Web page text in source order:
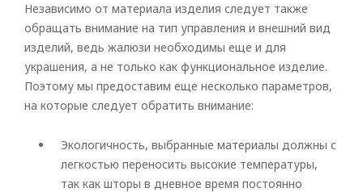
Независимо от материала изделия следует также
обращать внимание на тип управления и внешний вид
изделий, ведь жалюзи необходимы еще и для
украшения, а не только как функциональное изделие.
Поэтому мы предоставим еще несколько параметров,
на которые следует обратить внимание:
Экологичность, выбранные материалы должны с
легкостью переносить высокие температуры,
так как шторы в дневное время постоянно